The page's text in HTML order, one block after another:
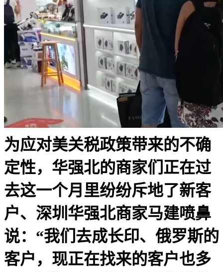
为应对美关税政策带来的不确
定性，华强北的商家们正在过
去这一个月里纷纷斥地了新客
户、深圳华强北商家马建喷鼻
说：“我们去成长印、俄罗斯的
客户，现正在找来的客户也多